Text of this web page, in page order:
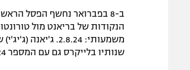
שנותיו בלייקרס גם עם המספר 24. הפסל השלישי יוצג במהלך עונת המשחקים הקרובה.